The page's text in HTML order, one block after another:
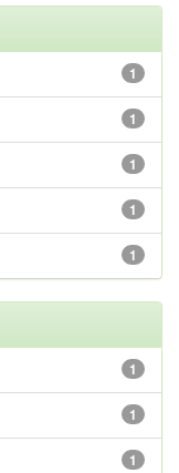
1
1
1
1
1
1
1
1